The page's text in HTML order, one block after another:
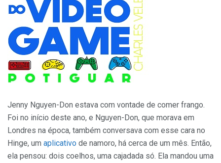
Jenny Nguyen-Don estava com vontade de comer frango.
Foi no início deste ano, e Nguyen-Don, que morava em
Londres na época, também conversava com esse cara no
Hinge, um aplicativo de namoro, há cerca de um mês. Então,
ela pensou: dois coelhos, uma cajadada só. Ela mandou uma